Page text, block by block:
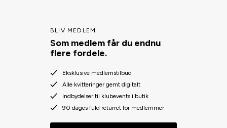
BLIV MEDLEM
Som medlem får du endnu
flere fordele.
Eksklusive medlemstilbud
Alle kvitteringer gemt digitalt
Indbydelser til klubevents i butik
90 dages fuld returret for medlemmer